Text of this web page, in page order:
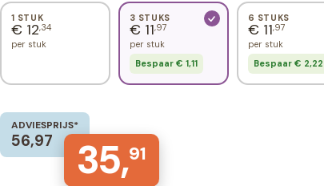
1 STUK
€ 12,34
per stuk
3 STUKS
€ 11,97
per stuk
Bespaar € 1,11
6 STUKS
€ 11,97
per stuk
Bespaar € 2,22
ADVIESPRIJS*
56,97 35,91